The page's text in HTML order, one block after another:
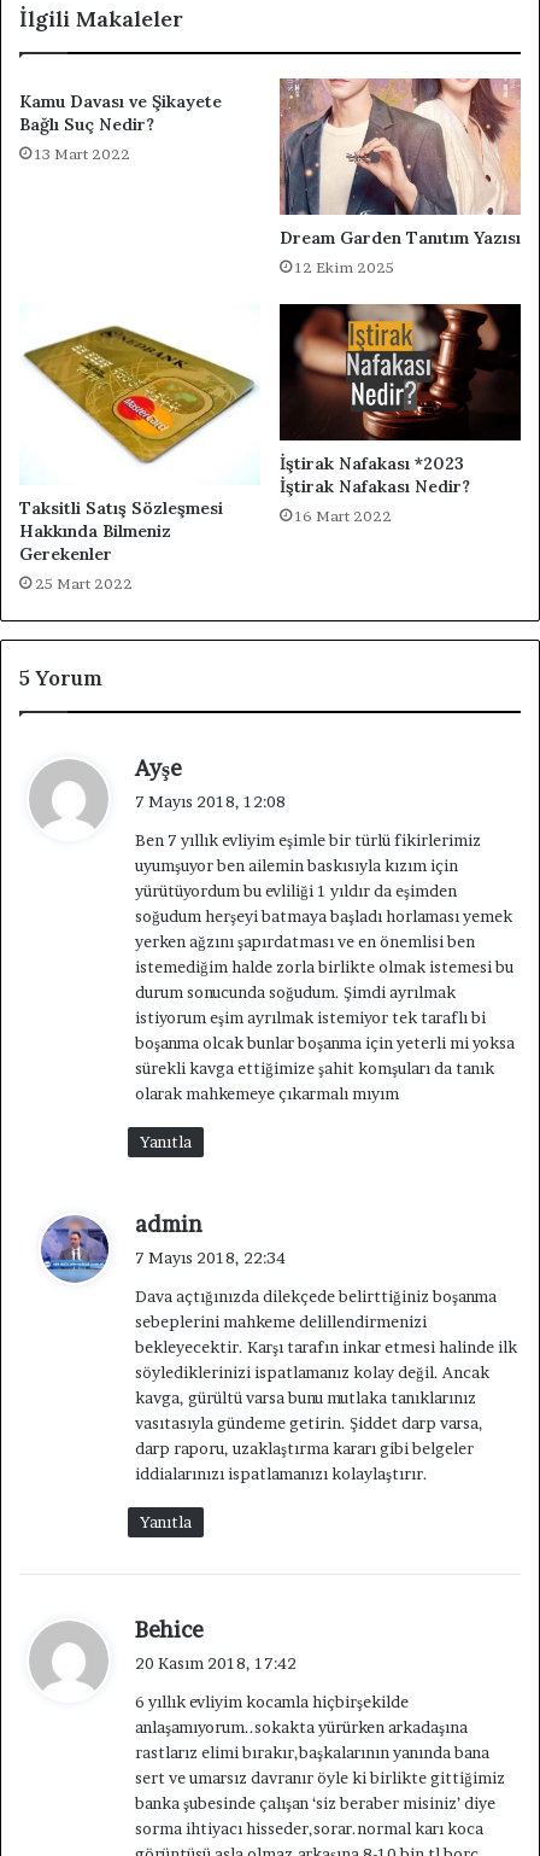
İlgili Makaleler
Kamu Davası ve Şikayete
Bağlı Suç Nedir?
13 Mart 2022
Dream Garden Tanıtım Yazısı
12 Ekim 2025
Taksitli Satış Sözleşmesi
Hakkında Bilmeniz
Gerekenler
25 Mart 2022
İştirak Nafakası *2023
İştirak Nafakası Nedir?
16 Mart 2022
5 Yorum
Ayşe
i
k
i
7 Mayıs 2018, 12:08
Ben 7 yıllık evliyim eşimle bir türlü fikirlerimiz
uyumşuyor ben ailemin baskısıyla kızım için
yürütüyordum bu evliliği 1 yıldır da eşimden
soğudum herşeyi batmaya başladı horlaması yemek
yerken ağzını şapırdatması ve en önemlisi ben
istemediğim halde zorla birlikte olmak istemesi bu
durum sonucunda soğudum. Şimdi ayrılmak
istiyorum eşim ayrılmak istemiyor tek taraflı bi
boşanma olcak bunlar boşanma için yeterli mi yoksa
sürekli kavga ettiğimize şahit komşuları da tanık
olarak mahkemeye çıkarmalı mıyım
Yanıtla
admin
i
k
i
7 Mayıs 2018, 22:34
Dava açtığınızda dilekçede belirttiğiniz boşanma
sebeplerini mahkeme delillendirmenizi
bekleyecektir. Karşı tarafın inkar etmesi halinde ilk
söylediklerinizi ispatlamanız kolay değil. Ancak
kavga, gürültü varsa bunu mutlaka tanıklarınız
vasıtasıyla gündeme getirin. Şiddet darp varsa,
darp raporu, uzaklaştırma kararı gibi belgeler
iddialarınızı ispatlamanızı kolaylaştırır.
Yanıtla
Behice
i
k
i
20 Kasım 2018, 17:42
6 yıllık evliyim kocamla hiçbirşekilde
anlaşamıyorum..sokakta yürürken arkadaşına
rastlarız elimi bırakır,başkalarının yanında bana
sert ve umarsız davranır öyle ki birlikte gittiğimiz
banka şubesinde çalışan ‘siz beraber misiniz’ diye
sorma ihtiyacı hisseder,sorar.normal karı koca